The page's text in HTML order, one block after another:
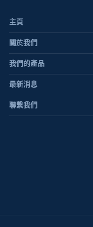
主頁
關於我們
我們的產品
最新消息
聯繫我們